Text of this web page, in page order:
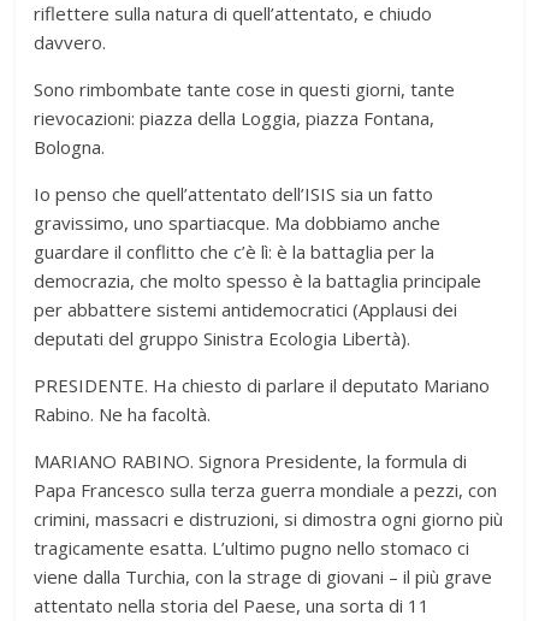
riflettere sulla natura di quell’attentato, e chiudo
davvero.
Sono rimbombate tante cose in questi giorni, tante
rievocazioni: piazza della Loggia, piazza Fontana,
Bologna.
Io penso che quell’attentato dell’ISIS sia un fatto
gravissimo, uno spartiacque. Ma dobbiamo anche
guardare il conflitto che c’è lì: è la battaglia per la
democrazia, che molto spesso è la battaglia principale
per abbattere sistemi antidemocratici (Applausi dei
deputati del gruppo Sinistra Ecologia Libertà).
PRESIDENTE. Ha chiesto di parlare il deputato Mariano
Rabino. Ne ha facoltà.
MARIANO RABINO. Signora Presidente, la formula di
Papa Francesco sulla terza guerra mondiale a pezzi, con
crimini, massacri e distruzioni, si dimostra ogni giorno più
tragicamente esatta. L’ultimo pugno nello stomaco ci
viene dalla Turchia, con la strage di giovani – il più grave
attentato nella storia del Paese, una sorta di 11